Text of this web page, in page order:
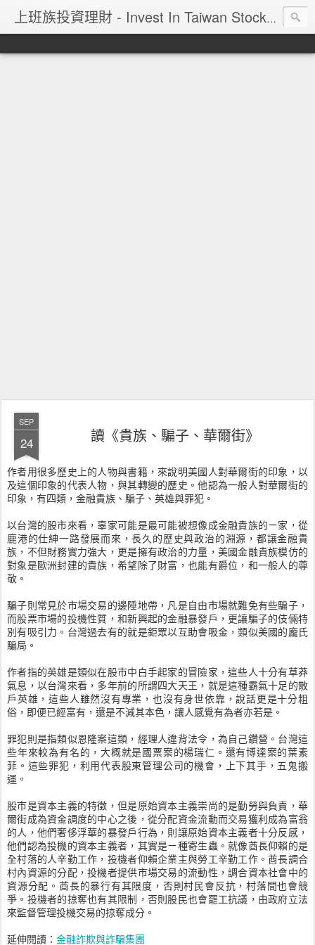
上班族投資理財 - Invest In Taiwan Stock Market
SEP
24 讀《貴族、騙子、華爾街》
作者用很多歷史上的人物與書籍，來說明美國人對華爾街的印象，以
及這個印象的代表人物，與其轉變的歷史。他認為一般人對華爾街的
印象，有四類，金融貴族、騙子、英雄與罪犯。
以台灣的股市來看，辜家可能是最可能被想像成金融貴族的ㄧ家，從
鹿港的仕紳一路發展而來，長久的歷史與政治的淵源，都讓金融貴
族，不但財務實力強大，更是擁有政治的力量，美國金融貴族模仿的
對象是歐洲封建的貴族，希望除了財富，也能有爵位，和一般人的尊
敬。
騙子則常見於市場交易的邊陲地帶，凡是自由市場就難免有些騙子，
而股票市場的投機性質，和新興起的金融暴發戶，更讓騙子的伎倆特
別有吸引力。台灣過去有的就是鉅眾以互助會吸金，類似美國的龐氏
騙局。
作者指的英雄是類似在股市中白手起家的冒險家，這些人十分有草莽
氣息，以台灣來看，多年前的所謂四大天王，就是這種霸氣十足的散
戶英雄，這些人雖然沒有專業，也沒有身世依靠，說話更是十分粗
俗，即便已經富有，還是不減其本色，讓人感覺有為者亦若是。
罪犯則是指類似恩隆案這類，經理人違背法令，為自己鑽營。台灣這
些年來較為有名的，大概就是國票案的楊瑞仁。還有博達案的葉素
菲。這些罪犯，利用代表股東管理公司的機會，上下其手，五鬼搬
運。
股市是資本主義的特徵，但是原始資本主義崇尚的是勤勞與負責，華
爾街成為資金調度的中心之後，從分配資金流動而交易獲利成為富翁
的人，他們奢侈浮華的暴發戶行為，則讓原始資本主義者十分反感，
他們認為投機的資本主義者，其實是ㄧ種寄生蟲。就像酋長仰賴的是
全村落的人辛勤工作，投機者仰賴企業主與勞工辛勤工作。酋長調合
村內資源的分配，投機者提供市場交易的流動性，調合資本社會中的
資源分配。酋長的暴行有其限度，否則村民會反抗，村落間也會競
爭。投機者的掠奪也有其限制，否則股民也會罷工抗議，由政府立法
來監督管理投機交易的掠奪成分。
延伸閱讀： 金融詐欺與詐騙集團